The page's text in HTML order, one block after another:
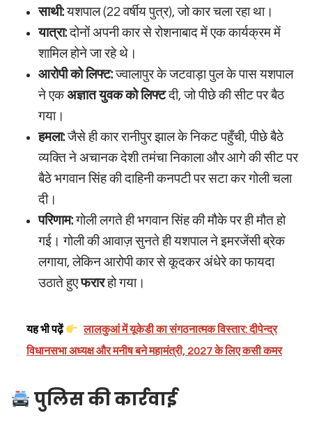
साथी:यशपाल (22 वर्षीय पुत्र), जो कार चला रहा था।
यात्रा:दोनों अपनी कार से रोशनाबाद में एक कार्यक्रम में
शामिल होने जा रहे थे।
आरोपी को लिफ्ट:ज्वालापुर के जटवाड़ा पुल के पास यशपाल
ने एकअज्ञात युवक को लिफ्टदी, जो पीछे की सीट पर बैठ
गया।
हमला:जैसे ही कार रानीपुर झाल के निकट पहुँची, पीछे बैठे
व्यक्ति ने अचानक देशी तमंचा निकाला और आगे की सीट पर
बैठे भगवान सिंह की दाहिनी कनपटी पर सटा कर गोली चला
दी।
परिणाम:गोली लगते ही भगवान सिंह की मौके पर ही मौत हो
गई। गोली की आवाज़ सुनते ही यशपाल ने इमरजेंसी ब्रेक
लगाया, लेकिन आरोपी कार से कूदकर अंधेरे का फायदा
उठाते हुएफरारहो गया।
यह भी पढ़ें
लालकुआं में यूकेडी का संगठनात्मक विस्तार: दीपेन्द्र
विधानसभा अध्यक्ष और मनीष बने महामंत्री, 2027 के लिए कसी कमर
पुलिस की कार्रवाई